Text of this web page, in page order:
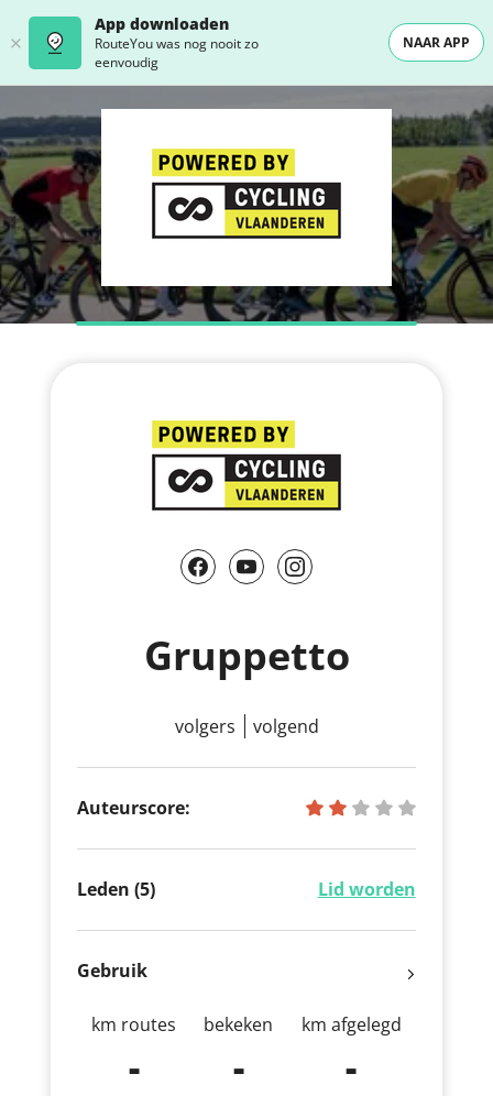
App downloaden
RouteYou was nog nooit zo
eenvoudig
NAAR APP
Gruppetto
volgers volgend
Auteurscore:
Leden (5) Lid worden
Gebruik
km routes
-
bekeken
-
km afgelegd
-